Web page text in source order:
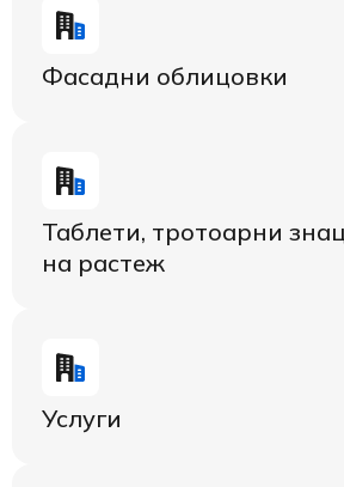
Фасадни облицовки
Таблети, тротоарни
на растеж
Услуги